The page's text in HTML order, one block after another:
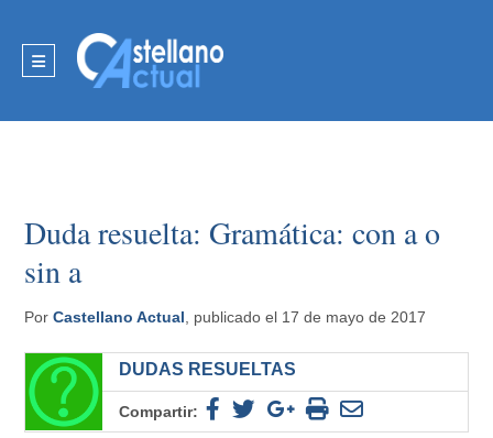
Duda resuelta: Gramática: con a o
sin a
PorCastellano Actual , publicado el 17 de mayo de 2017
DUDAS RESUELTAS
Compartir: